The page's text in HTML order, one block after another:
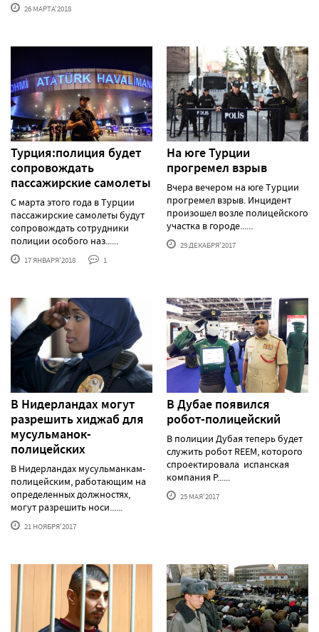
26 МАРТА'2018
Турция:полиция будет
сопровождать
пассажирские самолеты
С марта этого года в Турции
пассажирские самолеты будут
сопровождать сотрудники
полиции особого наз......
17 ЯНВАРЯ'2018 1
На юге Турции
прогремел взрыв
Вчера вечером на юге Турции
прогремел взрыв. Инцидент
произошел возле полицейского
участка в городе......
29 ДЕКАБРЯ'2017
В Нидерландах могут
разрешить хиджаб для
мусульманок-
полицейских
В Нидерландах мусульманкам-
полицейским, работающим на
определенных должностях,
могут разрешить носи......
21 НОЯБРЯ'2017
В Дубае появился
робот-полицейский
В полиции Дубая теперь будет
служить робот REEM, которого
спроектировала испанская
компания P......
25 МАЯ'2017